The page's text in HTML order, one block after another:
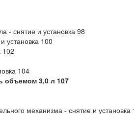
- снятие и установка 98
установка 100
102
104
объемом 3,0 л 107
механизма - снятие и установка